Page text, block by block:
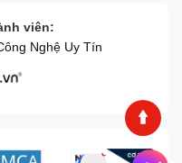
viên:
Nghệ Uy Tín